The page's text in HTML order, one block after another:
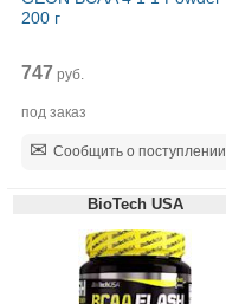
200 г
747 руб.
под заказ
Сообщить о поступлении
BioTech USA